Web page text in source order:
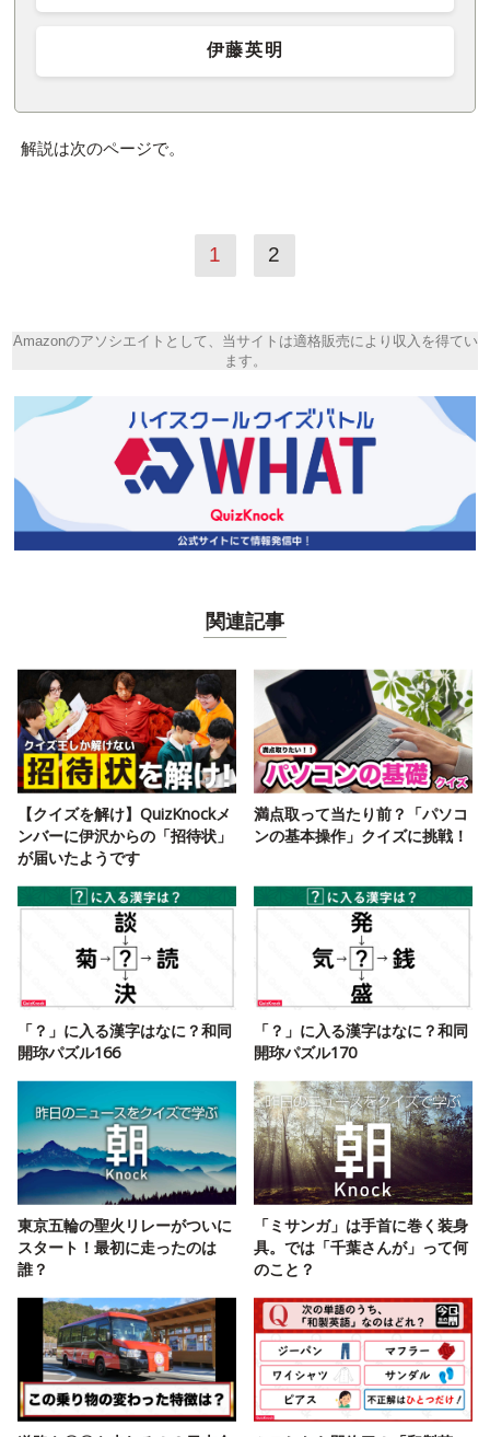
伊藤英明
解説は次のページで。
1 2
Amazonのアソシエイトとして、当サイトは適格販売により収入を得てい
ます。
関連記事
【クイズを解け】QuizKnockメ
ンバーに伊沢からの「招待状」
が届いたようです
満点取って当たり前？「パソコ
ンの基本操作」クイズに挑戦！
「？」に入る漢字はなに？和同
開珎パズル166
「？」に入る漢字はなに？和同
開珎パズル170
東京五輪の聖火リレーがついに
スタート！最初に走ったのは
誰？
「ミサンガ」は手首に巻く装身
具。では「千葉さんが」って何
のこと？